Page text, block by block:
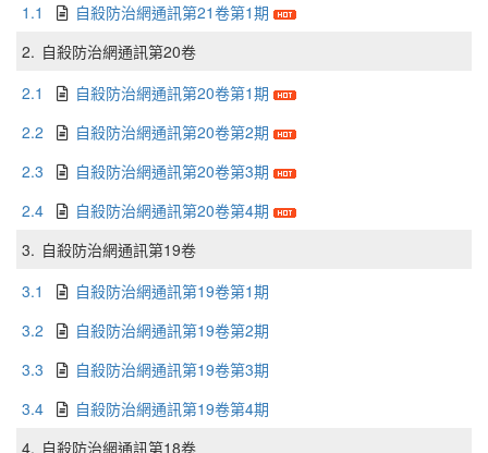
1.1
自殺防治網通訊第21卷第1期
2. 自殺防治網通訊第20卷
2.1
自殺防治網通訊第20卷第1期
2.2
自殺防治網通訊第20卷第2期
2.3
自殺防治網通訊第20卷第3期
2.4
自殺防治網通訊第20卷第4期
3. 自殺防治網通訊第19卷
3.1
自殺防治網通訊第19卷第1期
3.2
自殺防治網通訊第19卷第2期
3.3
自殺防治網通訊第19卷第3期
3.4
自殺防治網通訊第19卷第4期
4. 自殺防治網通訊第18卷